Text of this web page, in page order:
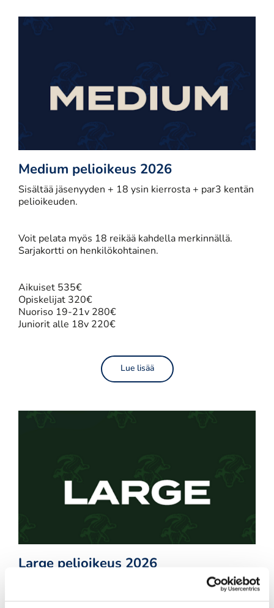
Medium pelioikeus 2026
Sisältää jäsenyyden + 18 ysin kierrosta + par3 kentän
pelioikeuden.
​​​​​​​​​​​​​​Voit pelata myös 18 reikää kahdella merkinnällä.
Sarjakortti on henkilökohtainen.
Aikuiset 535€
Opiskelijat 320€
Nuoriso 19-21v 280€
Juniorit alle 18v 220€
Lue lisää
Large pelioikeus 2026
Sisältää jäsenyyden + rajattoman pelioikeuden